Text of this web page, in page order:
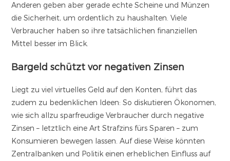
Anderen geben aber gerade echte Scheine und Münzen
die Sicherheit, um ordentlich zu haushalten. Viele
Verbraucher haben so ihre tatsächlichen finanziellen
Mittel besser im Blick.
Bargeld schützt vor negativen Zinsen
Liegt zu viel virtuelles Geld auf den Konten, führt das
zudem zu bedenklichen Ideen: So diskutieren Ökonomen,
wie sich allzu sparfreudige Verbraucher durch negative
Zinsen – letztlich eine Art Strafzins fürs Sparen – zum
Konsumieren bewegen lassen. Auf diese Weise könnten
Zentralbanken und Politik einen erheblichen Einfluss auf